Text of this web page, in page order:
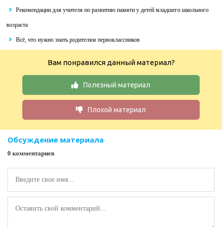
Рекомендации для учителя по развитию памяти у детей младшего школьного
возраста
Всё, что нужно знать родителям первоклассников
Вам понравился данный материал?
Полезный материал
Плохой материал
Обсуждение материала
0 комментариев